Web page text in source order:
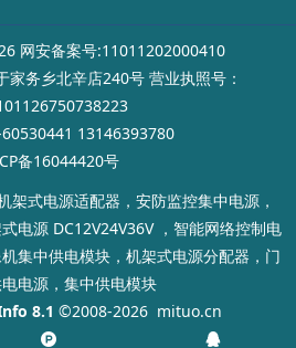
网安备案号:11011202000410
家务乡北辛店240号 营业执照号：
13146393780
备16044420号
架式电源适配器，安防监控集中电源，
电源 DC12V24V36V ，智能网络控制电
集中供电模块，机架式电源分配器，门
电源，集中供电模块
8.1 ©2008-2026 mituo.cn